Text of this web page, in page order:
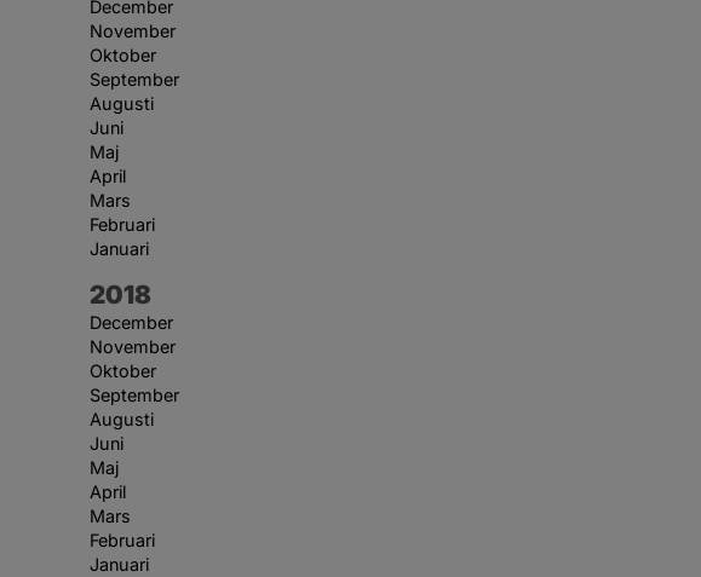
December
November
Oktober
September
Augusti
Juni
Maj
April
Mars
Februari
Januari
År:
2018
December
November
Oktober
September
Augusti
Juni
Maj
April
Mars
Februari
Januari